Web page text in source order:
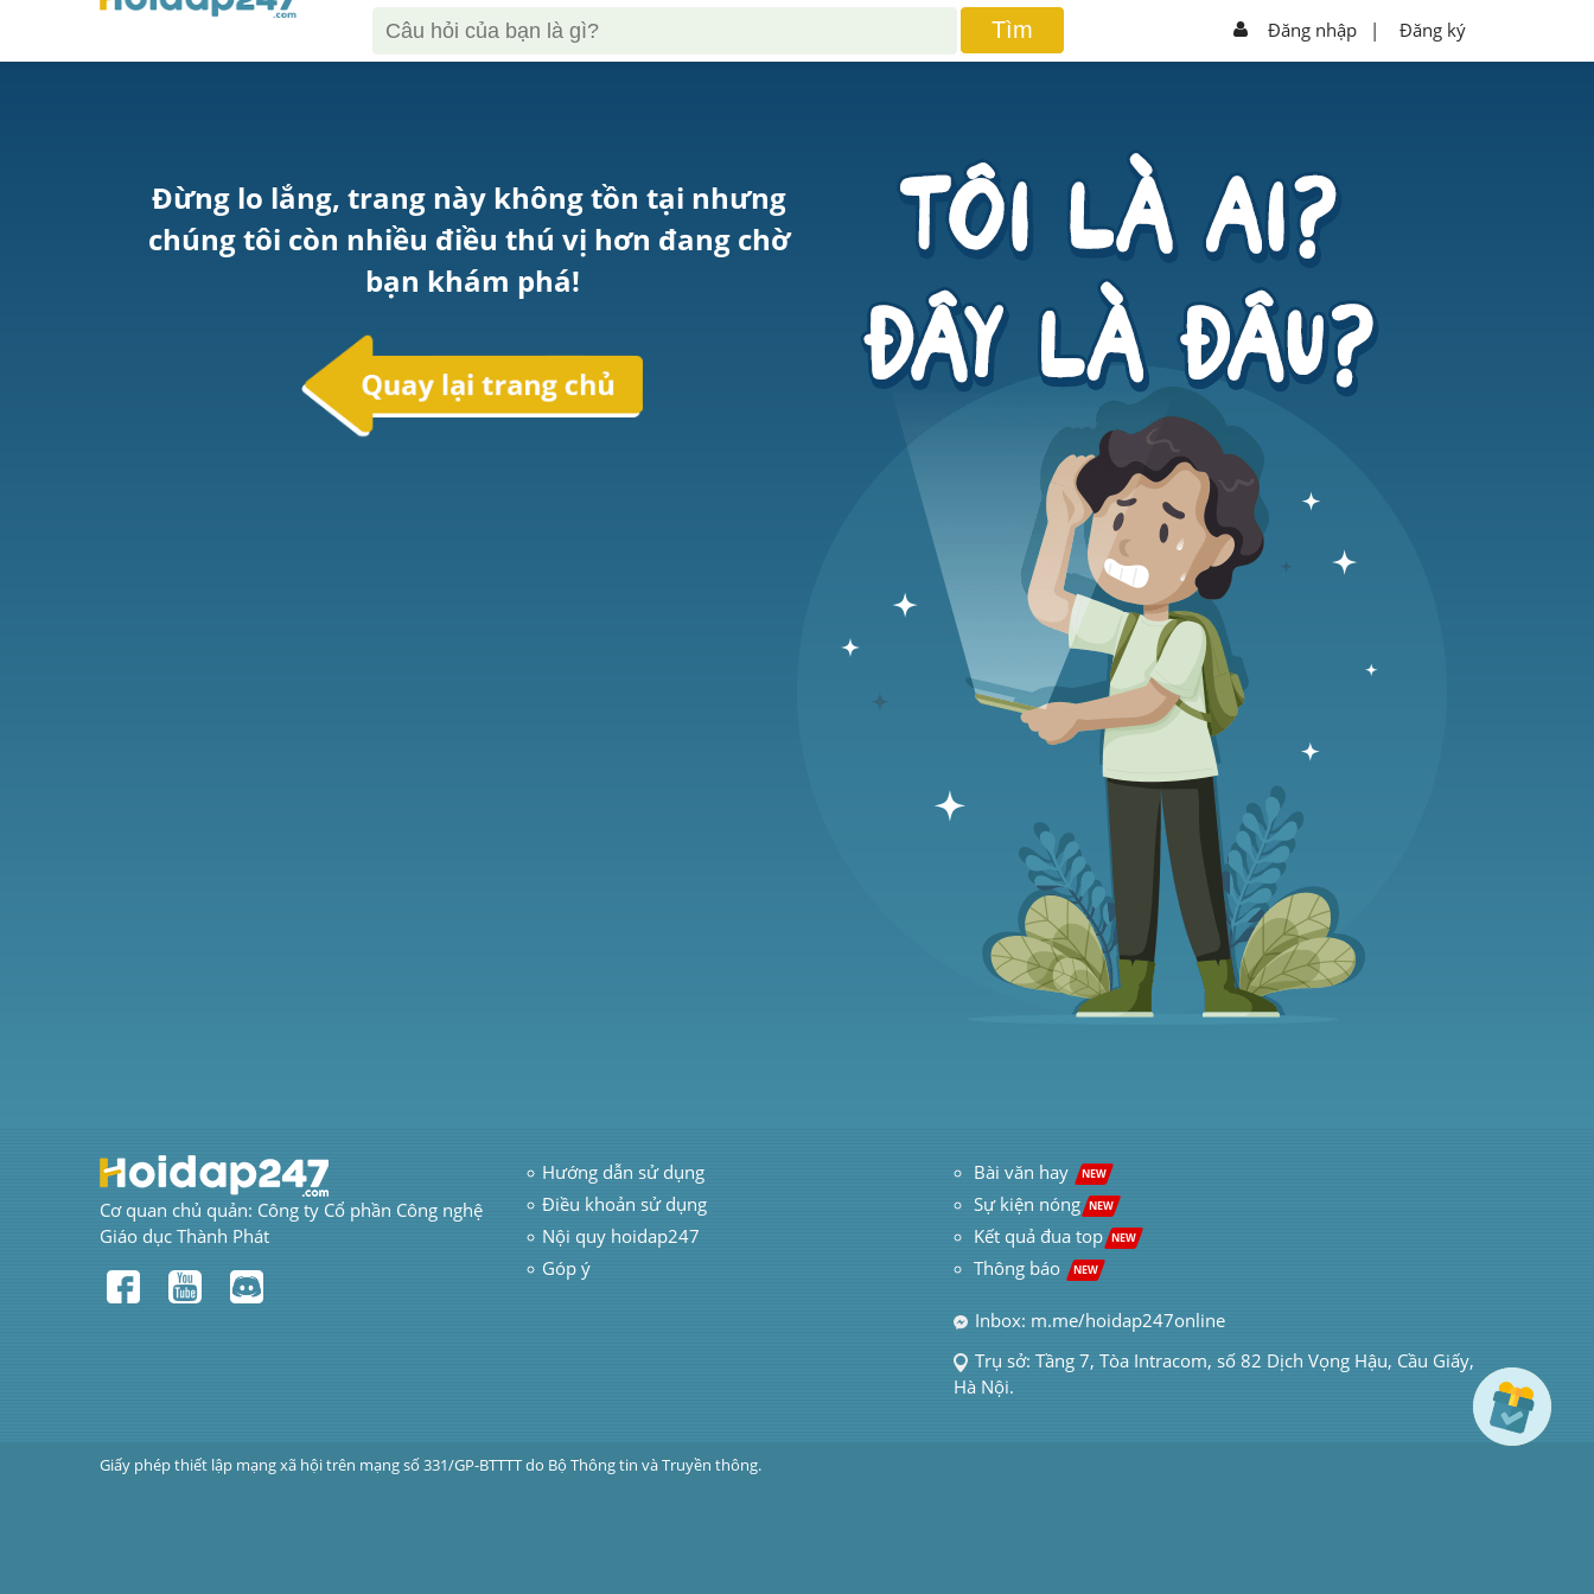
Tìm Đăng nhập | Đăng ký
Đừng lo lắng, trang này không tồn tại nhưng
chúng tôi còn nhiều điều thú vị hơn đang chờ
bạn khám phá!
Cơ quan chủ quản: Công ty Cổ phần Công nghệ
Giáo dục Thành Phát
Hướng dẫn sử dụng
Điều khoản sử dụng
Nội quy hoidap247
Góp ý
Bài văn hay NEW
Sự kiện nóng NEW
Kết quả đua top NEW
Thông báo NEW
Inbox: m.me/hoidap247online
Trụ sở: Tầng 7, Tòa Intracom, số 82 Dịch Vọng Hậu, Cầu Giấy,
Hà Nội.
Giấy phép thiết lập mạng xã hội trên mạng số 331/GP-BTTTT do Bộ Thông tin và Truyền thông.